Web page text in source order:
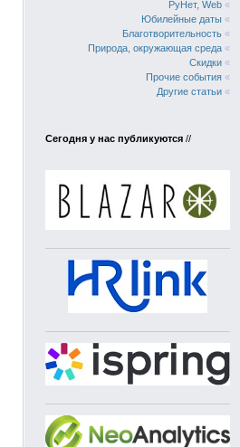
РуНет, Web «
Юбилейные даты «
Благотворительность «
Природа, окружающая среда «
Скидки «
Прочие события «
Другие статьи «
Сегодня у нас публикуются //